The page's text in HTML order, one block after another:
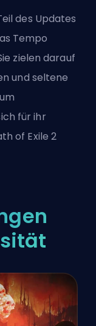
des Updates
Tempo
zielen darauf
und seltene
für ihr
of Exile 2